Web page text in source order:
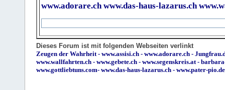
www.adorare.ch www.das-haus-lazarus.ch
Dieses Forum ist mit folgenden Webseiten verlinkt
Zeugen der Wahrheit- www.assisi.ch - www.adorare.ch -
www.wallfahrten.ch - www.gebete.ch - www.segenskreis.at-
www.gottliebtuns.com- www.das-haus-lazarus.ch - www.pater-pio.de